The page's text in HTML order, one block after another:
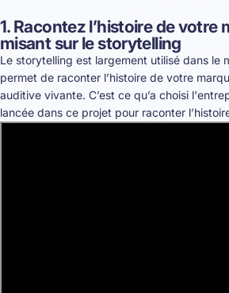
1. Racontez l’histoire de votre
misant sur le storytelling
Le storytelling est largement utilisé dans le
permet de raconter l’histoire de votre
auditive vivante. C’est ce qu’a choisi
lancée dans ce projet pour raconter